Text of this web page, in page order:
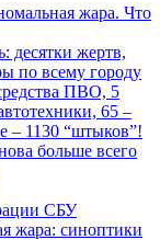
жара. Что
десятки жертв,
по всему городу
ПВО, 5
65 –
– 1130 “штыков”!
больше всего
СБУ
жара: синоптики